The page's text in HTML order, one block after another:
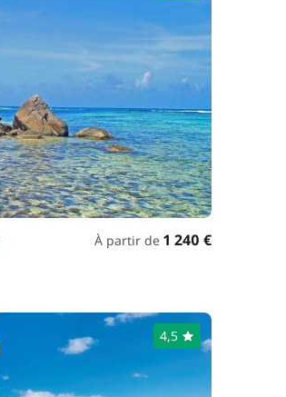
À partir de 1 240 €
4,5